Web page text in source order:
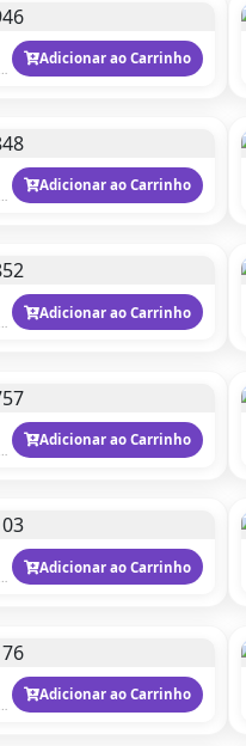
Adicionar ao Carrinho
Adicionar ao Carrinho
Adicionar ao Carrinho
Adicionar ao Carrinho
Adicionar ao Carrinho
Adicionar ao Carrinho